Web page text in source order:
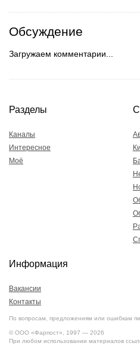
Обсуждение
Загружаем комментарии...
Разделы
Каналы
Интересное
Моё
Информация
Вакансии
Контакты
По вопросам, предложениям или ошибкам
© ООО «Фарпост», 1997 — 2026
При любом использовании материалов